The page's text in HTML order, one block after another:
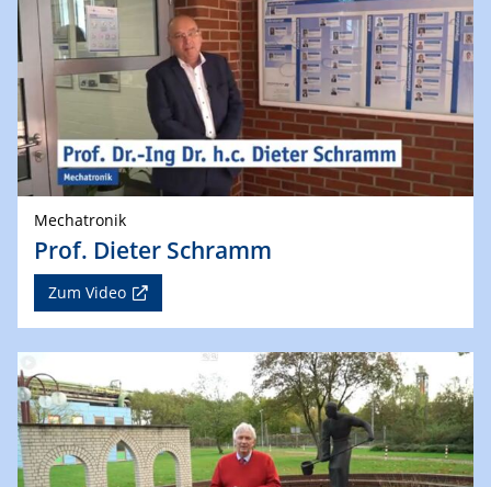
Mechatronik
Prof. Dieter Schramm
Zum Video